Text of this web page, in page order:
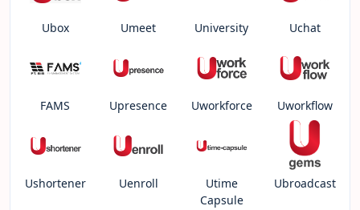
Ubox Umeet University Uchat
FAMS Upresence Uworkforce Uworkflow
Ushortener Uenroll
Utime
Capsule
Ubroadcast